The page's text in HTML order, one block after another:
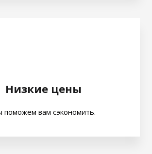
Низкие цены
поможем вам сэкономить.